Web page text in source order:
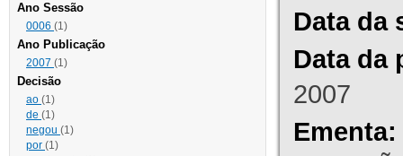
Ano Sessão
0006 (1)
Ano Publicação
2007 (1)
Decisão
ao (1)
de (1)
negou (1)
por (1)
Data da
Data da
2007
Ementa: